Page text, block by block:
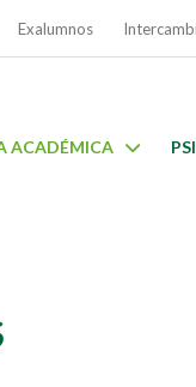
Exalumnos
ACADÉMICA